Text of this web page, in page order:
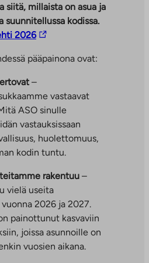
siitä, millaista on asua ja
suunnitellussa kodissa.
2026L
n
i
l
k
o
p
u
o
pääpainona ovat:
–
vastaavat
ASO sinulle
vastauksissaan
huolettomuus,
kodin tuntu.
rakentuu –
vielä useita
2026 ja 2027.
painottunut kasvaviin
joissa asunnoille on
vuosien aikana.